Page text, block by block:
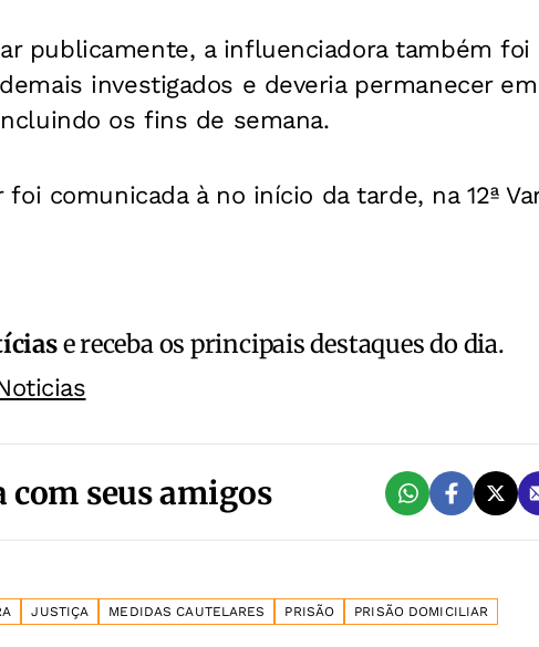
publicamente, a influenciadora também foi
investigados e deveria permanecer em
os fins de semana.
comunicada à no início da tarde, na 12ª
e receba os principais destaques do dia.
seus amigos
JUSTIÇA MEDIDAS CAUTELARES PRISÃO
PRISÃO DOMICILIAR